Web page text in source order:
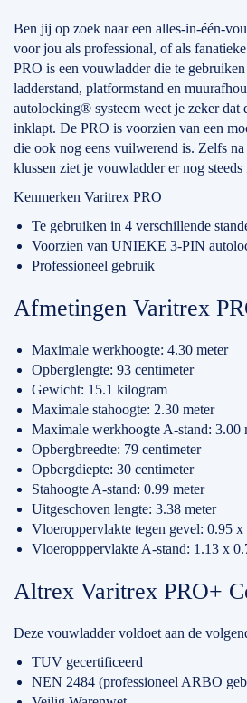
Ben jij op zoek naar een alles-in-één-
voor jou als professional, of als
PRO is een vouwladder die te
ladderstand, platformstand en
autolocking® systeem weet je zeker dat
inklapt. De PRO is voorzien van een
die ook nog eens vuilwerend is. Zelfs
klussen ziet je vouwladder er nog steeds
Kenmerken Varitrex PRO
Te gebruiken in 4 verschillende
Voorzien van UNIEKE 3-PIN
Professioneel gebruik
Afmetingen Varitrex
Maximale werkhoogte: 4.30 meter
Opberglengte: 93 centimeter
Gewicht: 15.1 kilogram
Maximale stahoogte: 2.30 meter
Maximale werkhoogte A-stand: 3.00
Opbergbreedte: 79 centimeter
Opbergdiepte: 30 centimeter
Stahoogte A-stand: 0.99 meter
Uitgeschoven lengte: 3.38 meter
Vloeroppervlakte tegen gevel: 0.95 x
Vloeropppervlakte A-stand: 1.13 x
Altrex Varitrex PRO+
Deze vouwladder voldoet aan de
TUV gecertificeerd
NEN 2484 (professioneel ARBO